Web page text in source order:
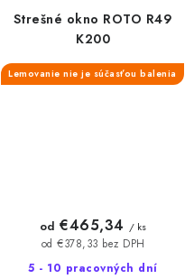
Strešné okno ROTO R49
K200
Lemovanie nie je súčasťou balenia
5 - 10 pracovných dní
od €378,33 bez DPH
od €465,34 / ks